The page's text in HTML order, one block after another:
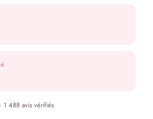
1 488 avis vérifiés